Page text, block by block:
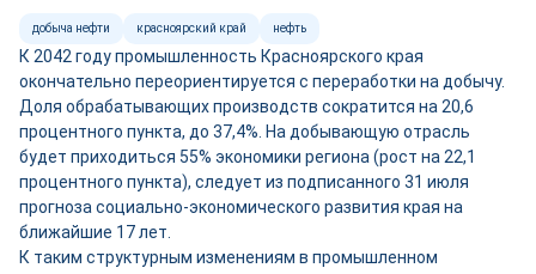
добыча нефти красноярский край нефть
К 2042 году промышленность Красноярского края
окончательно переориентируется с переработки на добычу.
Доля обрабатывающих производств сократится на 20,6
процентного пункта, до 37,4%. На добывающую отрасль
будет приходиться 55% экономики региона (рост на 22,1
процентного пункта), следует из подписанного 31 июля
прогноза социально-экономического развития края на
ближайшие 17 лет.
К таким структурным изменениям в промышленном